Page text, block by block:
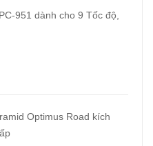
951 dành cho 9 Tốc độ,
Optimus Road kích